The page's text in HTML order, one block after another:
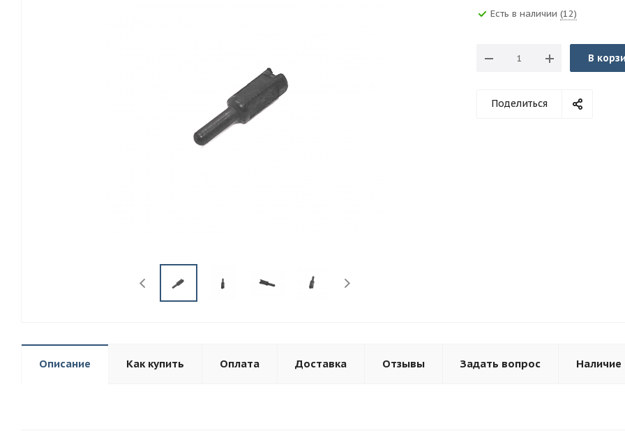
Есть в наличии (12)
В
Поделиться
Описание Как купить Оплата Доставка Отзывы Задать вопрос Наличие